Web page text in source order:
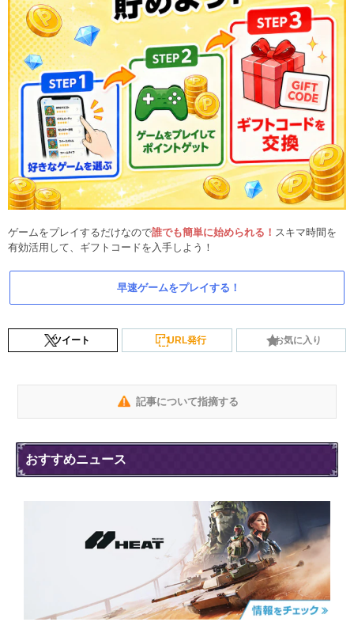
ゲームをプレイするだけなので誰でも簡単に始められる！ スキマ時間を
有効活用して、ギフトコードを入手しよう！
早速ゲームをプレイする！
ツイート URL発行 お気に入り
記事について指摘する
おすすめニュース